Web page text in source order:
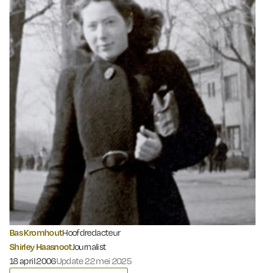
Bas KromhoutHoofdredacteur
Shirley HaasnootJournalist
Gepubliceerd op:
18 april 2006Update 22 mei 2025